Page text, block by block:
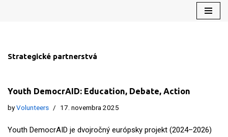
obsah
Strategické partnerstvá
Youth DemocrAID: Education, Debate, Action
byVolunteers 17. novembra 2025
Youth DemocrAID je dvojročný európsky projekt (2024–2026)